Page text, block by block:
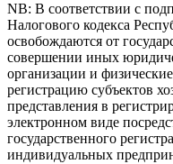
NB: В соответствии с
Налогового кодекса
освобождаются от
совершении иных
организации и
регистрацию субъектов
представления в
электронном виде
государственного
индивидуальных